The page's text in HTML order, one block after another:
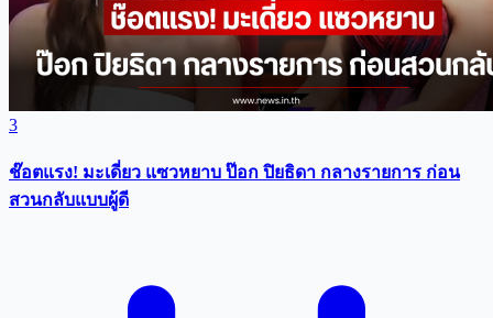
3
ช๊อตแรง! มะเดี่ยว แซวหยาบ ป๊อก ปิยธิดา กลางรายการ ก่อน
สวนกลับแบบผู้ดี